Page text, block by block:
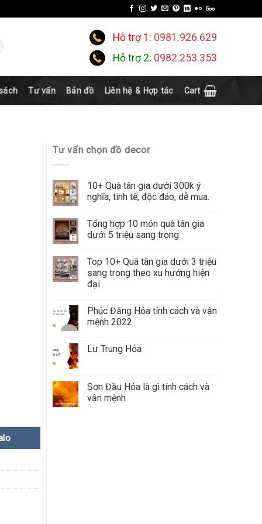
Hỗ trợ 1: 0981.926.629
Hỗ trợ 2: 0982.253.353
Tư vấn Bản đồ Liên hệ & Hợp tác Cart
Tư vấn chọn đồ decor
10+ Quà tân gia dưới 300k ý
nghĩa, tinh tế, độc đáo, dễ mua.
Tổng hợp 10 món quà tân gia
dưới 5 triệu sang trọng
Top 10+ Quà tân gia dưới 3 triệu
sang trọng theo xu hướng hiện
đại
Phúc Đăng Hỏa tính cách và vận
mệnh 2022
Lư Trung Hỏa
Sơn Đầu Hỏa là gì tính cách và
vận mệnh